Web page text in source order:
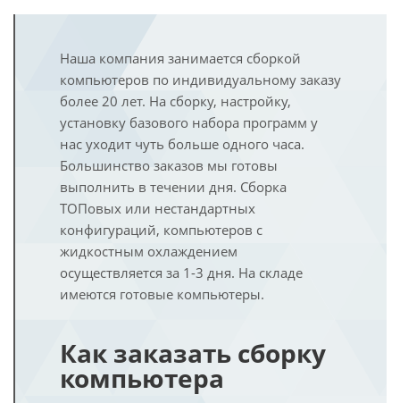
Наша компания занимается сборкой
компьютеров по индивидуальному заказу
более 20 лет. На сборку, настройку,
установку базового набора программ у
нас уходит чуть больше одного часа.
Большинство заказов мы готовы
выполнить в течении дня. Сборка
ТОПовых или нестандартных
конфигураций, компьютеров с
жидкостным охлаждением
осуществляется за 1-3 дня. На складе
имеются готовые компьютеры.
Как заказать сборку
компьютера